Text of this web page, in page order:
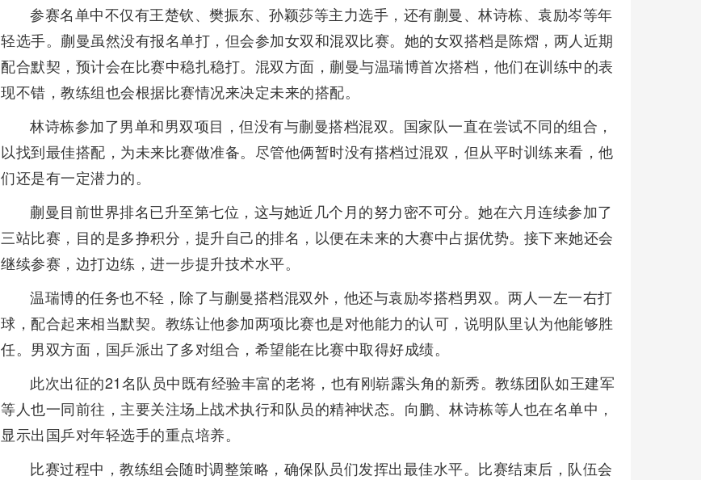
参赛名单中不仅有王楚钦、樊振东、孙颖莎等主力选手，还有蒯曼、林诗栋、袁励岑等年
轻选手。蒯曼虽然没有报名单打，但会参加女双和混双比赛。她的女双搭档是陈熠，两人近期
配合默契，预计会在比赛中稳扎稳打。混双方面，蒯曼与温瑞博首次搭档，他们在训练中的表
现不错，教练组也会根据比赛情况来决定未来的搭配。
林诗栋参加了男单和男双项目，但没有与蒯曼搭档混双。国家队一直在尝试不同的组合，
以找到最佳搭配，为未来比赛做准备。尽管他俩暂时没有搭档过混双，但从平时训练来看，他
们还是有一定潜力的。
蒯曼目前世界排名已升至第七位，这与她近几个月的努力密不可分。她在六月连续参加了
三站比赛，目的是多挣积分，提升自己的排名，以便在未来的大赛中占据优势。接下来她还会
继续参赛，边打边练，进一步提升技术水平。
温瑞博的任务也不轻，除了与蒯曼搭档混双外，他还与袁励岑搭档男双。两人一左一右打
球，配合起来相当默契。教练让他参加两项比赛也是对他能力的认可，说明队里认为他能够胜
任。男双方面，国乒派出了多对组合，希望能在比赛中取得好成绩。
此次出征的21名队员中既有经验丰富的老将，也有刚崭露头角的新秀。教练团队如王建军
等人也一同前往，主要关注场上战术执行和队员的精神状态。向鹏、林诗栋等人也在名单中，
显示出国乒对年轻选手的重点培养。
比赛过程中，教练组会随时调整策略，确保队员们发挥出最佳水平。比赛结束后，队伍会